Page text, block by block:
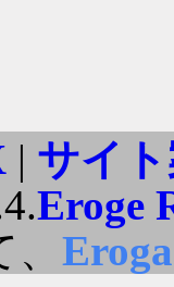
| サイ
Eroge